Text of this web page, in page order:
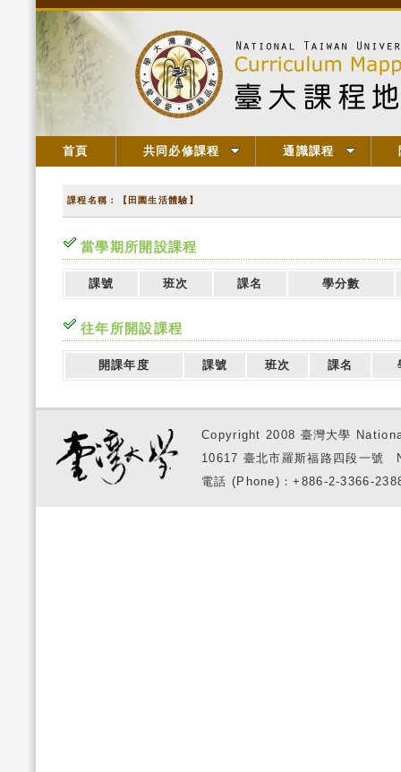
首頁 共同必修課程 通識課程
課程名稱：【田園生活體驗】
當學期所開設課程
課號 班次 課名 學分數
往年所開設課程
開課年度 課號 班次 課名
Copyright 2008 臺灣大學
10617 臺北市羅斯福路四段一
電話 (Phone)：+886-2-3366-